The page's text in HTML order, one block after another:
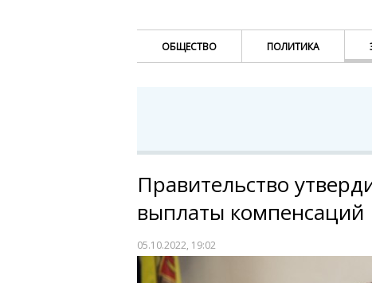
ОБЩЕСТВО ПОЛИТИКА
Правительство
выплаты компенсаций
05.10.2022, 19:02